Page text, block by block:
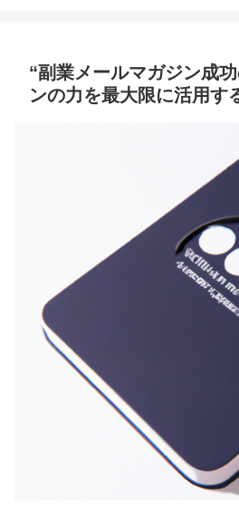
“副業メールマガジン成
ンの力を最大限に活用す